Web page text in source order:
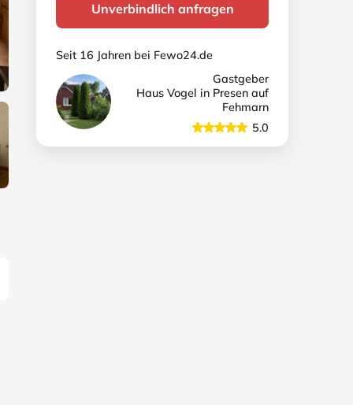
Unverbindlich anfragen
Seit 16 Jahren bei Fewo24.de
Gastgeber
Haus Vogel in Presen auf
Fehmarn
5.0